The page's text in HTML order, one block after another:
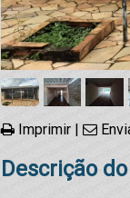
Imprimir |
Descrição